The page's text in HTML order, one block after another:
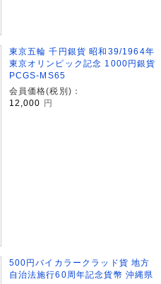
東京五輪 千円銀貨 昭和39/1964年
東京オリンピック記念 1000円銀貨
PCGS-MS65
会員価格(税別)：
12,000
円
500円バイカラークラッド貨 地方
自治法施行60周年記念貨幣 沖縄県